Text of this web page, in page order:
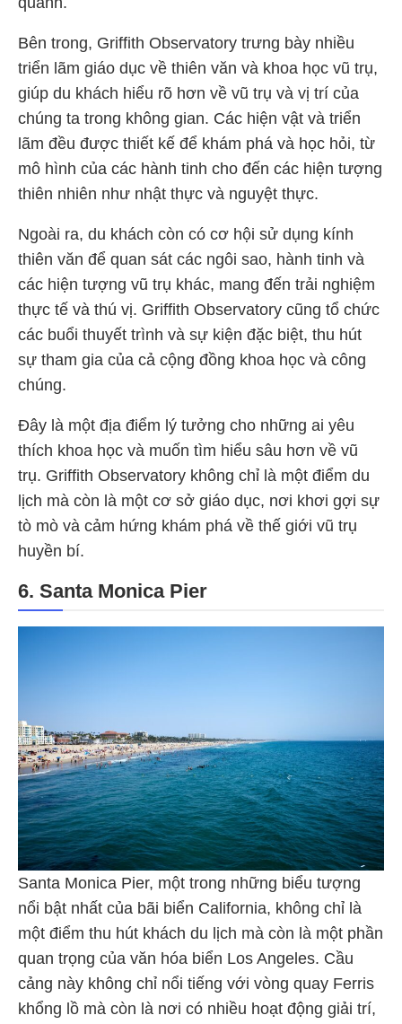
Bên trong, Griffith Observatory trưng bày nhiều
triển lãm giáo dục về thiên văn và khoa học vũ trụ,
giúp du khách hiểu rõ hơn về vũ trụ và vị trí của
chúng ta trong không gian. Các hiện vật và triển
lãm đều được thiết kế để khám phá và học hỏi, từ
mô hình của các hành tinh cho đến các hiện tượng
thiên nhiên như nhật thực và nguyệt thực.
Ngoài ra, du khách còn có cơ hội sử dụng kính
thiên văn để quan sát các ngôi sao, hành tinh và
các hiện tượng vũ trụ khác, mang đến trải nghiệm
thực tế và thú vị. Griffith Observatory cũng tổ chức
các buổi thuyết trình và sự kiện đặc biệt, thu hút
sự tham gia của cả cộng đồng khoa học và công
chúng.
Đây là một địa điểm lý tưởng cho những ai yêu
thích khoa học và muốn tìm hiểu sâu hơn về vũ
trụ. Griffith Observatory không chỉ là một điểm du
lịch mà còn là một cơ sở giáo dục, nơi khơi gợi sự
tò mò và cảm hứng khám phá về thế giới vũ trụ
huyền bí.
6. Santa Monica Pier
Santa Monica Pier, một trong những biểu tượng
nổi bật nhất của bãi biển California, không chỉ là
một điểm thu hút khách du lịch mà còn là một phần
quan trọng của văn hóa biển Los Angeles. Cầu
cảng này không chỉ nổi tiếng với vòng quay Ferris
khổng lồ mà còn là nơi có nhiều hoạt động giải trí,